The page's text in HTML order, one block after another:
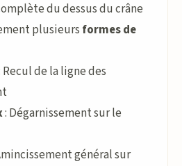
du dessus du crâne
plusieurs formes de
Recul de la ligne des
: Dégarnissement sur le
général sur